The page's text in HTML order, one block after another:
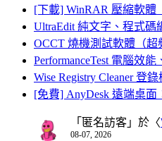
[下載] WinRAR 壓縮軟體
UltraEdit 純文字、程式碼
OCCT 燒機測試軟體（超
PerformanceTest 電腦效
Wise Registry Cleaner 登
[免費] AnyDesk 遠端桌面
「 匿名訪客 」於〈
08-07, 2026